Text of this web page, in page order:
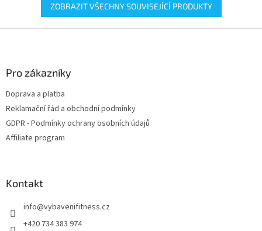
ZOBRAZIT VŠECHNY SOUVISEJÍCÍ PRODUKTY
Pro zákazníky
Doprava a platba
Reklamační řád a obchodní podmínky
GDPR - Podmínky ochrany osobních údajů
Affiliate program
Kontakt
info@vybavenifitness.cz
+420 734 383 974